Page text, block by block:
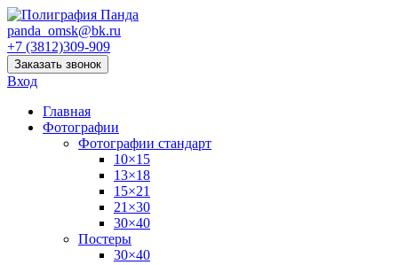
panda_omsk@bk.ru
+7 (3812)309-909
Заказать звонок
Вход
Главная
Фотографии
Фотографии стандарт
10×15
13×18
15×21
21×30
30×40
Постеры
30×40